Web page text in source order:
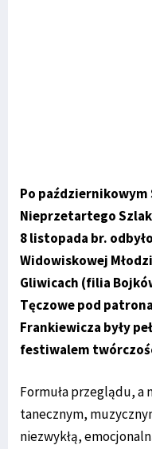
Po
Nieprzetartego
8 listopada br.
Widowiskowej
Gliwicach (filia
Tęczowe pod
Frankiewicza były
festiwalem
Formuła przeglądu, a
tanecznym,
niezwykłą,